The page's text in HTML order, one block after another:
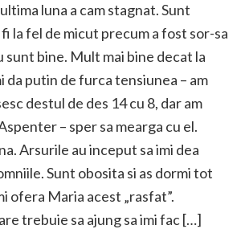
luna a cam stagnat. Sunt
la fel de micut precum a fost sor-sa
sunt bine. Mult mai bine decat la
da putin de furca tensiunea – am
destul de des 14 cu 8, dar am
– sper sa mearga cu el.
Arsurile au inceput sa imi dea
Sunt obosita si as dormi tot
ofera Maria acest „rasfat”.
trebuie sa ajung sa imi fac […]